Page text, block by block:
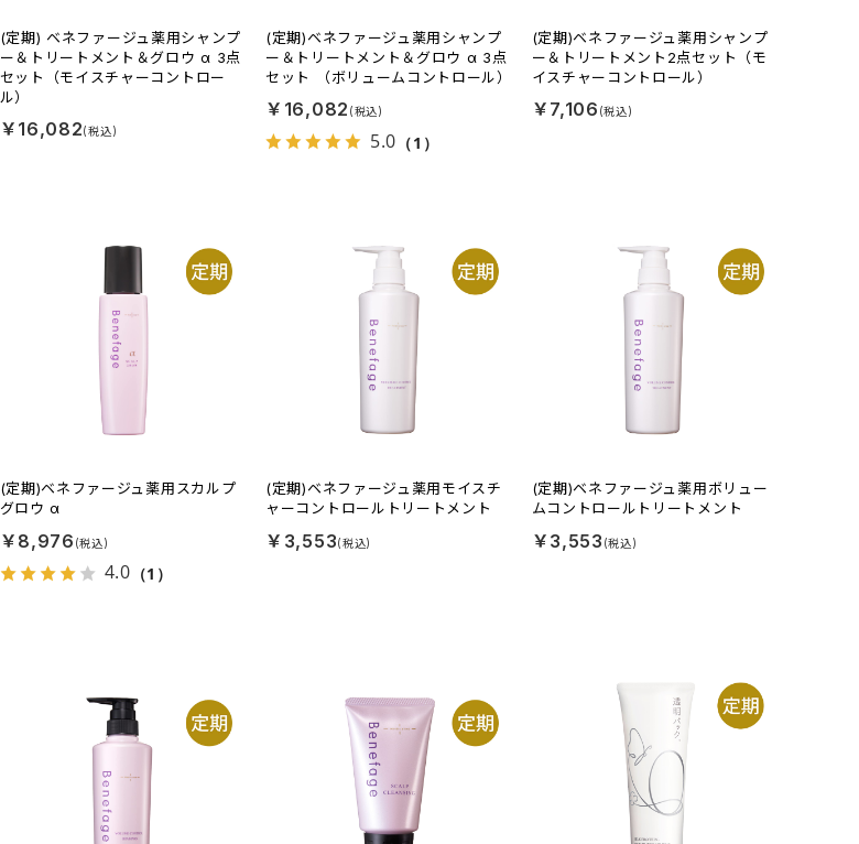
(定期) ベネファージュ薬用シャンプ
ー＆トリートメント＆グロウ α 3点
セット（モイスチャーコントロー
ル）
￥16,082
(定期)ベネファージュ薬用シャンプ
ー＆トリートメント＆グロウ α 3点
セット （ボリュームコントロール）
￥16,082
5.0 （1）
(定期)ベネファージュ薬用シャンプ
ー＆トリートメント2点セット（モ
イスチャーコントロール）
￥7,106
(定期)ベネファージュ薬用スカルプ
グロウ α
￥8,976
4.0 （1）
(定期)ベネファージュ薬用モイスチ
ャーコントロールトリートメント
￥3,553
(定期)ベネファージュ薬用ボリュー
ムコントロールトリートメント
￥3,553